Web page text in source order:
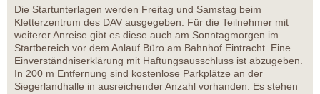
Die Startunterlagen werden Freitag und Samstag beim
Kletterzentrum des DAV ausgegeben. Für die Teilnehmer mit
weiterer Anreise gibt es diese auch am Sonntagmorgen im
Startbereich vor dem Anlauf Büro am Bahnhof Eintracht. Eine
Einverständniserklärung mit Haftungsausschluss ist abzugeben.
In 200 m Entfernung sind kostenlose Parkplätze an der
Siegerlandhalle in ausreichender Anzahl vorhanden. Es stehen